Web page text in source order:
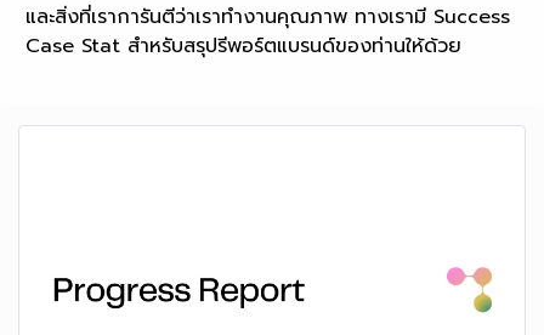
และสิ่งที่เราการันตีว่าเราทำงานคุณภาพ ทางเรามี Success
Case Stat สำหรับสรุปรีพอร์ตแบรนด์ของท่านให้ด้วย